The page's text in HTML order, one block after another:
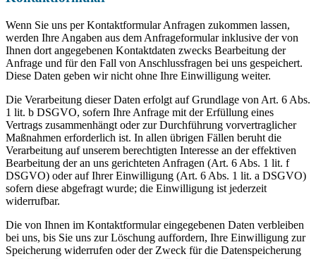
Wenn Sie uns per Kontaktformular Anfragen zukommen lassen,
werden Ihre Angaben aus dem Anfrageformular inklusive der von
Ihnen dort angegebenen Kontaktdaten zwecks Bearbeitung der
Anfrage und für den Fall von Anschlussfragen bei uns gespeichert.
Diese Daten geben wir nicht ohne Ihre Einwilligung weiter.
Die Verarbeitung dieser Daten erfolgt auf Grundlage von Art. 6 Abs.
1 lit. b DSGVO, sofern Ihre Anfrage mit der Erfüllung eines
Vertrags zusammenhängt oder zur Durchführung vorvertraglicher
Maßnahmen erforderlich ist. In allen übrigen Fällen beruht die
Verarbeitung auf unserem berechtigten Interesse an der effektiven
Bearbeitung der an uns gerichteten Anfragen (Art. 6 Abs. 1 lit. f
DSGVO) oder auf Ihrer Einwilligung (Art. 6 Abs. 1 lit. a DSGVO)
sofern diese abgefragt wurde; die Einwilligung ist jederzeit
widerrufbar.
Die von Ihnen im Kontaktformular eingegebenen Daten verbleiben
bei uns, bis Sie uns zur Löschung auffordern, Ihre Einwilligung zur
Speicherung widerrufen oder der Zweck für die Datenspeicherung